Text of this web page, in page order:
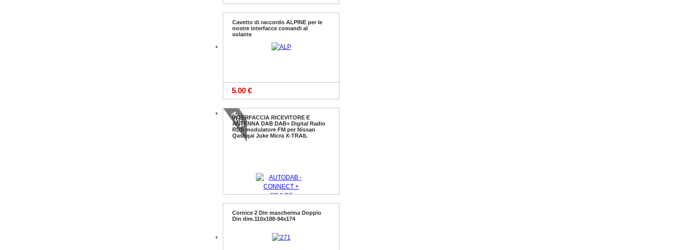
Cavetto di raccordo ALPINE per le
nostre interfacce comandi al
volante
5.00 €
INTERFACCIA RICEVITORE E
ANTENNA DAB DAB+ Digital Radio
RDS modulatore FM per Nissan
Qashqai Juke Micra X-TRAIL
185.00 €
Cornice 2 Din mascherina Doppio
Din dim.110x188-94x174